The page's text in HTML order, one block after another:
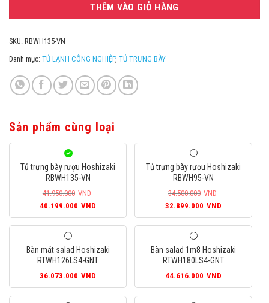
THÊM VÀO GIỎ HÀNG
SKU: RBWH135-VN
Danh mục: TỦ LẠNH CÔNG NGHIỆP, TỦ TRƯNG BÀY
Sản phẩm cùng loại
Tủ trưng bày rượu Hoshizaki
RBWH135-VN
41.950.000 VND
Giá
gốc
41.950.000VND.
40.199.000 VND
hiện
40.199.000VND.
Tủ trưng bày rượu Hoshizaki
RBWH95-VN
34.500.000 VND
Giá
gốc
34.500.000VND.
32.899.000 VND
hiện
Bàn mát salad Hoshizaki
RTWH126LS4-GNT
36.073.000 VND
Bàn salad 1m8 Hoshizaki
RTWH180LS4-GNT
44.616.000 VND